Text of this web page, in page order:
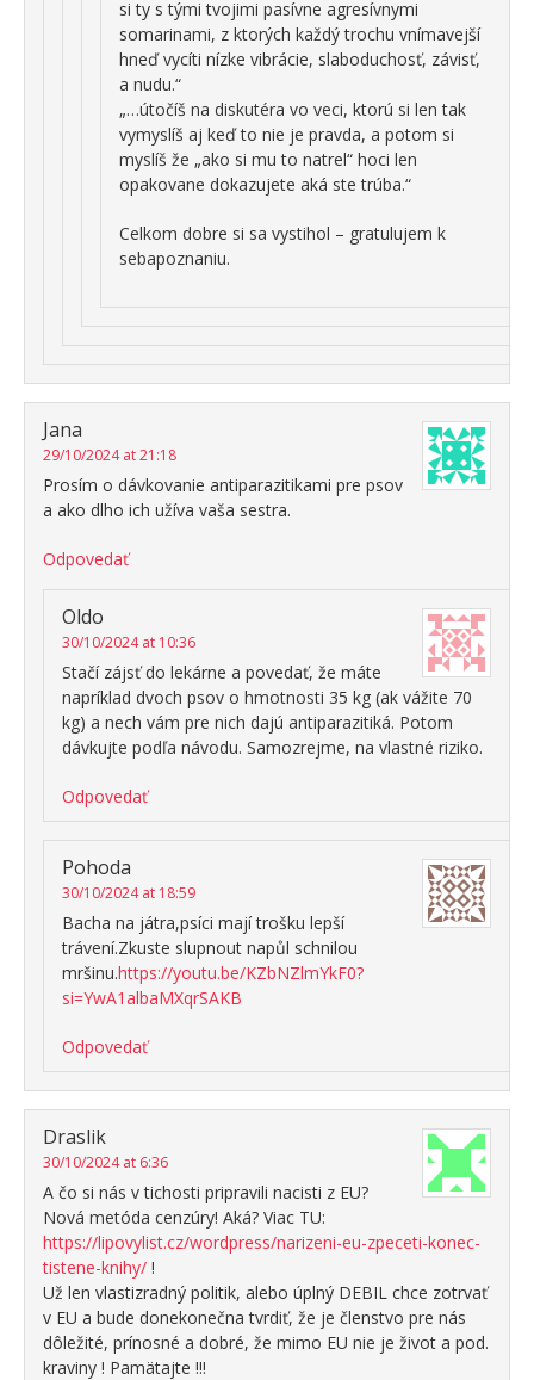
si ty s tými tvojimi pasívne agresívnymi
somarinami, z ktorých každý trochu vnímavejší
hneď vycíti nízke vibrácie, slaboduchosť, závisť,
a nudu.“
„…útočíš na diskutéra vo veci, ktorú si len tak
vymyslíš aj keď to nie je pravda, a potom si
myslíš že „ako si mu to natrel“ hoci len
opakovane dokazujete aká ste trúba.“
Celkom dobre si sa vystihol – gratulujem k
sebapoznaniu.
Jana
29/10/2024 at 21:18
Prosím o dávkovanie antiparazitikami pre psov
a ako dlho ich užíva vaša sestra.
Odpovedať
Oldo
30/10/2024 at 10:36
Stačí zájsť do lekárne a povedať, že máte
napríklad dvoch psov o hmotnosti 35 kg (ak vážite 70
kg) a nech vám pre nich dajú antiparazitiká. Potom
dávkujte podľa návodu. Samozrejme, na vlastné riziko.
Odpovedať
Pohoda
30/10/2024 at 18:59
Bacha na játra,psíci mají trošku lepší
trávení.Zkuste slupnout napůl schnilou
mršinu.https://youtu.be/KZbNZlmYkF0?
si=YwA1albaMXqrSAKB
Odpovedať
Draslik
30/10/2024 at 6:36
A čo si nás v tichosti pripravili nacisti z EU?
Nová metóda cenzúry! Aká? Viac TU:
https://lipovylist.cz/wordpress/narizeni-eu-zpeceti-konec-
tistene-knihy/ !
Už len vlastizradný politik, alebo úplný DEBIL chce zotrvať
v EU a bude donekonečna tvrdiť, že je členstvo pre nás
dôležité, prínosné a dobré, že mimo EU nie je život a pod.
kraviny ! Pamätajte !!!